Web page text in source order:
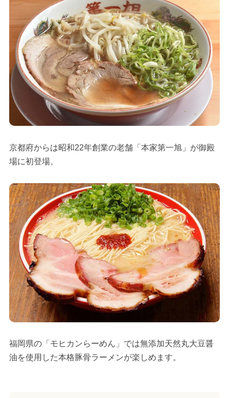
京都府からは昭和22年創業の老舗「本家第一旭」が御殿
場に初登場。
福岡県の「モヒカンらーめん」では無添加天然丸大豆醤
油を使用した本格豚骨ラーメンが楽しめます。